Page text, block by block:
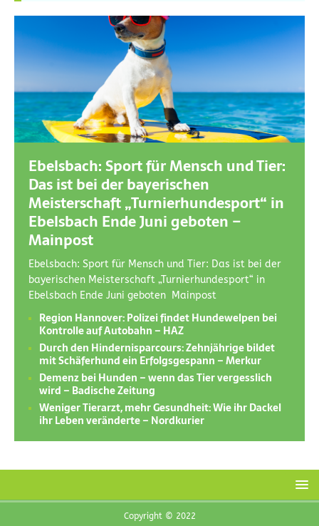
Ebelsbach: Sport für Mensch und Tier:
Das ist bei der bayerischen
Meisterschaft „Turnierhundesport“ in
Ebelsbach Ende Juni geboten –
Mainpost
Ebelsbach: Sport für Mensch und Tier: Das ist bei der
bayerischen Meisterschaft „Turnierhundesport“ in
Ebelsbach Ende Juni geboten Mainpost
Region Hannover: Polizei findet Hundewelpen bei
Kontrolle auf Autobahn – HAZ
Durch den Hindernisparcours: Zehnjährige bildet
mit Schäferhund ein Erfolgsgespann – Merkur
Demenz bei Hunden – wenn das Tier vergesslich
wird – Badische Zeitung
Weniger Tierarzt, mehr Gesundheit: Wie ihr Dackel
ihr Leben veränderte – Nordkurier
Copyright © 2022